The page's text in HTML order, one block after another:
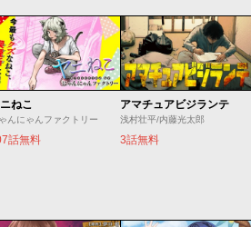
ねこ
んにゃんファクトリー
話無料
アマチュアビジランテ
浅村壮平/内藤光太郎
3話無料